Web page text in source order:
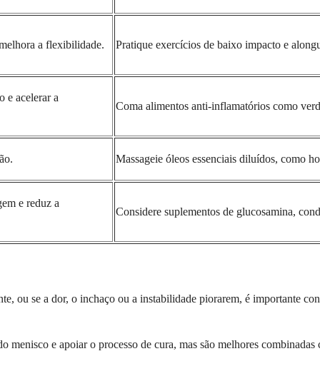
a flexibilidade. Pratique exercícios de baixo impacto e
e acelerar a
Coma alimentos anti-inflamatórios como
Massageie óleos essenciais diluídos, como
e reduz a
Considere suplementos de glucosamina,
ou se a dor, o inchaço ou a instabilidade piorarem, é importante
menisco e apoiar o processo de cura, mas são melhores